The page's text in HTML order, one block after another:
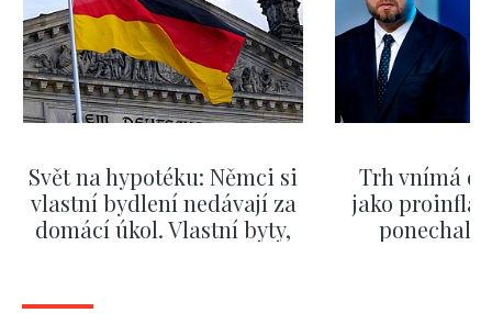
Svět na hypotéku: Němci si
vlastní bydlení nedávají za
domácí úkol. Vlastní byty,
Trh vnímá
jako
ponechali